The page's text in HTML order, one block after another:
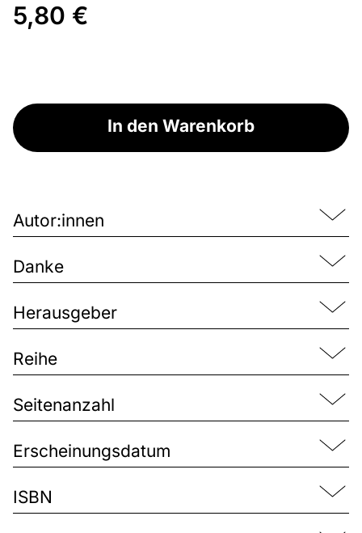
5,80 €
In den Warenkorb
Autor:innen
Danke
Herausgeber
Reihe
Seitenanzahl
Erscheinungsdatum
ISBN